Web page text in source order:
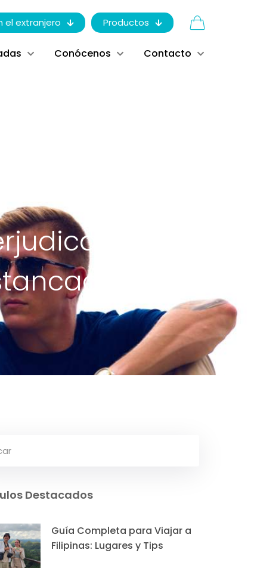
el extranjero Productos
Conócenos Contacto
Destacados
Guía Completa para Viajar a
Filipinas: Lugares y Tips